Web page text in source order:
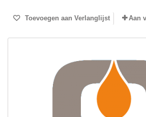
Toevoegen aan Verlanglijst Aan